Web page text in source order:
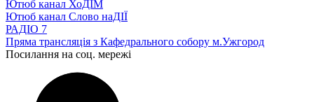
Ютюб канал ХоДІМ
Ютюб канал Слово наДІЇ
РАДІО 7
Пряма трансляція з Кафедрального собору м.Ужгород
Посилання на соц. мережі